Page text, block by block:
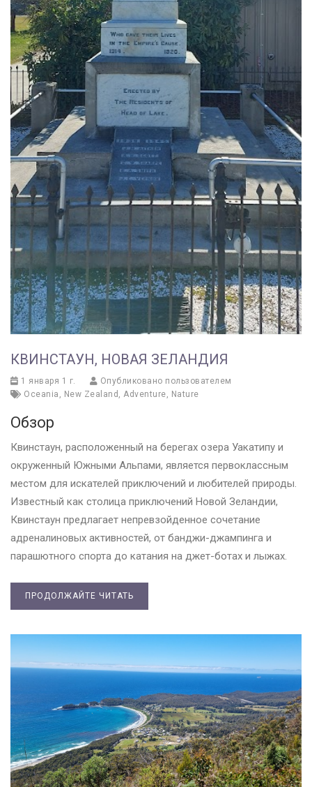
КВИНСТАУН, НОВАЯ ЗЕЛАНДИЯ
1 января 1 г.
Опубликовано пользователем
Oceania
New Zealand Adventure Nature
Обзор
Квинстаун, расположенный на берегах озера Уакатипу и
окруженный Южными Альпами, является первоклассным
местом для искателей приключений и любителей природы.
Известный как столица приключений Новой Зеландии,
Квинстаун предлагает непревзойденное сочетание
адреналиновых активностей, от банджи-джампинга и
парашютного спорта до катания на джет-ботах и лыжах.
ПРОДОЛЖАЙТЕ ЧИТАТЬ